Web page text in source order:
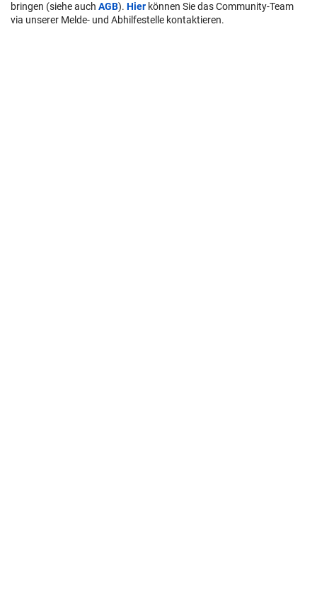
bringen (siehe auch AGB). Hier können Sie das Community-Team
via unserer Melde- und Abhilfestelle kontaktieren.